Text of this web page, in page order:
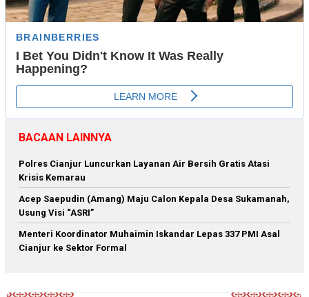
BACAAN LAINNYA
Polres Cianjur Luncurkan Layanan Air Bersih Gratis Atasi
Krisis Kemarau
Acep Saepudin (Amang) Maju Calon Kepala Desa Sukamanah,
Usung Visi “ASRI”
Menteri Koordinator Muhaimin Iskandar Lepas 337 PMI Asal
Cianjur ke Sektor Formal